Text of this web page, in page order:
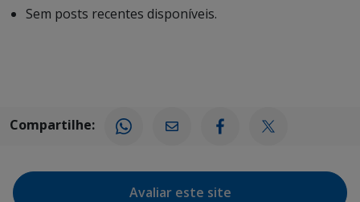
Sem posts recentes disponíveis.
Compartilhe:
Avaliar este site